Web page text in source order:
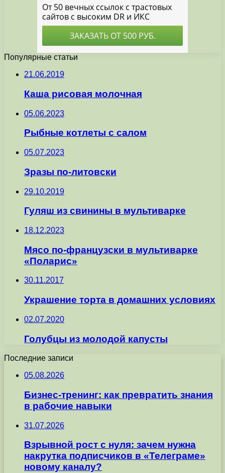
Популярные статьи
21.06.2019
Каша рисовая молочная
05.06.2023
Рыбные котлеты с салом
05.07.2023
Зразы по-литовски
29.10.2019
Гуляш из свинины в мультиварке
18.12.2023
Мясо по-французски в мультиварке
«Поларис»
30.11.2017
Украшение торта в домашних условиях
02.07.2020
Голубцы из молодой капусты
Последние записи
05.08.2026
Бизнес-тренинг: как превратить знания
в рабочие навыки
31.07.2026
Взрывной рост с нуля: зачем нужна
накрутка подписчиков в «Телеграме»
новому каналу?